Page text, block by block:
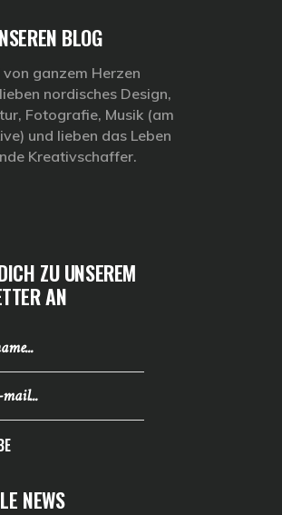
BLOG
ganzem Herzen
nordisches Design,
Fotografie, Musik (am
und lieben das Leben
Kreativschaffer.
ZU UNSEREM
AN
NEWS